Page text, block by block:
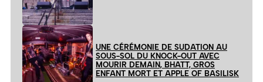
UNE CÉRÉMONIE DE SUDATION AU
SOUS-SOL DU KNOCK-OUT AVEC
MOURIR DEMAIN, BHATT, GROS
ENFANT MORT ET APPLE OF BASILISK